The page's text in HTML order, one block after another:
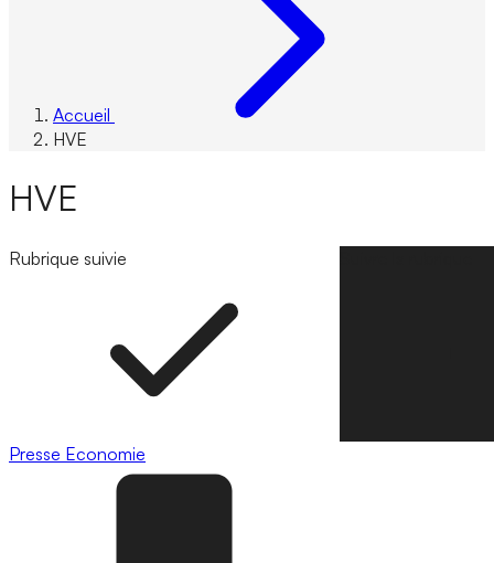
Accueil
HVE
HVE
Rubrique suivie
Presse Economie